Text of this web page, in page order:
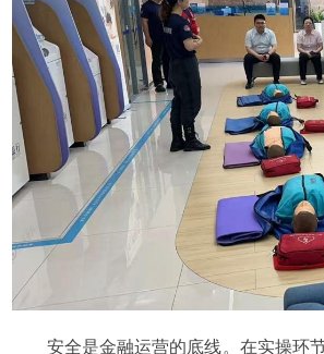
安全是金融运营的底线。在实操环